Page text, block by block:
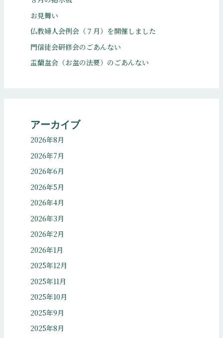
お見舞い
仏教婦人会例会（７月）を開催しました
門信徒会研修会のごあんない
盂蘭盆会（お盆の法要）のごあんない
アーカイブ
2026年8月
2026年7月
2026年6月
2026年5月
2026年4月
2026年3月
2026年2月
2026年1月
2025年12月
2025年11月
2025年10月
2025年9月
2025年8月